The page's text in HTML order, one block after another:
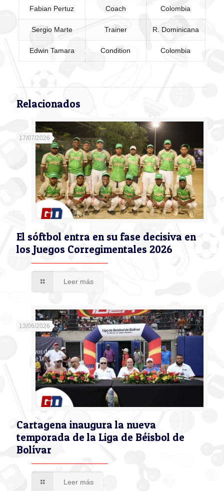
Fabian Pertuz Coach Colombia
Sergio Marte Trainer R. Dominicana
Edwin Tamara Condition Colombia
Relacionados
17/07/2026
El sóftbol entra en su fase decisiva en
los Juegos Corregimentales 2026
Leer más
13/06/2026
Cartagena inaugura la nueva
temporada de la Liga de Béisbol de
Bolívar
Leer más